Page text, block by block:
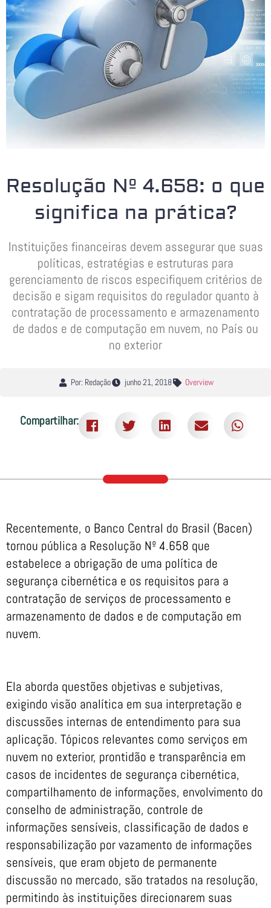
Resolução Nº 4.658: o que
significa na prática?
Instituições financeiras devem assegurar que suas
políticas, estratégias e estruturas para
gerenciamento de riscos especifiquem critérios de
decisão e sigam requisitos do regulador quanto à
contratação de processamento e armazenamento
de dados e de computação em nuvem, no País ou
no exterior
Por: Redação junho 21, 2018 Overview
Compartilhar:
Recentemente, o Banco Central do Brasil (Bacen)
tornou pública a Resolução Nº 4.658 que
estabelece a obrigação de uma política de
segurança cibernética e os requisitos para a
contratação de serviços de processamento e
armazenamento de dados e de computação em
nuvem.
Ela aborda questões objetivas e subjetivas,
exigindo visão analítica em sua interpretação e
discussões internas de entendimento para sua
aplicação. Tópicos relevantes como serviços em
nuvem no exterior, prontidão e transparência em
casos de incidentes de segurança cibernética,
compartilhamento de informações, envolvimento do
conselho de administração, controle de
informações sensíveis, classificação de dados e
responsabilização por vazamento de informações
sensíveis, que eram objeto de permanente
discussão no mercado, são tratados na resolução,
permitindo às instituições direcionarem suas